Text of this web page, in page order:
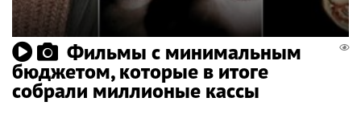
Фильмы с минимальным
бюджетом, которые в итоге
собрали миллионые кассы